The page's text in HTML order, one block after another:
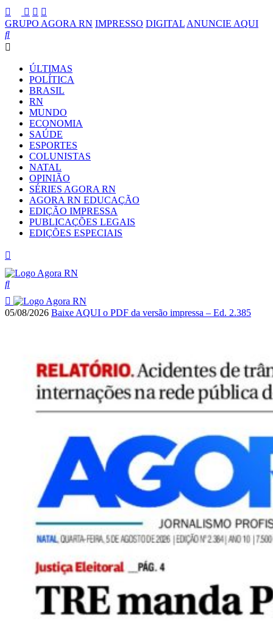
GRUPO AGORA RN IMPRESSO DIGITAL ANUNCIE AQUI
ÚLTIMAS
POLÍTICA
BRASIL
RN
MUNDO
ECONOMIA
SAÚDE
ESPORTES
COLUNISTAS
NATAL
OPINIÃO
SÉRIES AGORA RN
AGORA RN EDUCAÇÃO
EDIÇÃO IMPRESSA
PUBLICAÇÕES LEGAIS
EDIÇÕES ESPECIAIS
05/08/2026 Baixe AQUI o PDF da versão impressa – Ed. 2.385